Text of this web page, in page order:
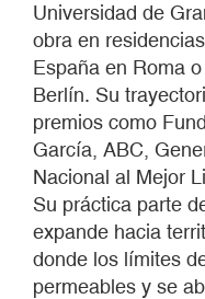
Universidad de
obra en
España en Roma
Berlín. Su
premios como
García, ABC,
Nacional al Mejor
Su práctica parte
expande hacia
donde los límites
permeables y se